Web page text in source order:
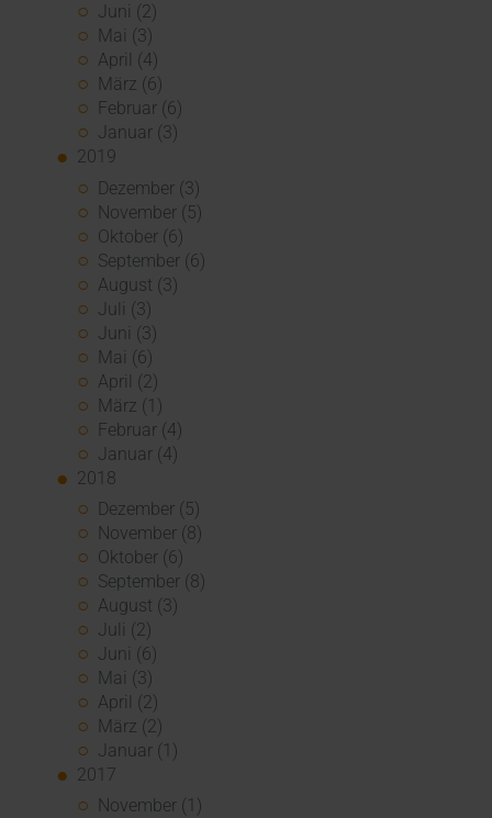
Juni (2)
Mai (3)
April (4)
März (6)
Februar (6)
Januar (3)
2019
Dezember (3)
November (5)
Oktober (6)
September (6)
August (3)
Juli (3)
Juni (3)
Mai (6)
April (2)
März (1)
Februar (4)
Januar (4)
2018
Dezember (5)
November (8)
Oktober (6)
September (8)
August (3)
Juli (2)
Juni (6)
Mai (3)
April (2)
März (2)
Januar (1)
2017
November (1)